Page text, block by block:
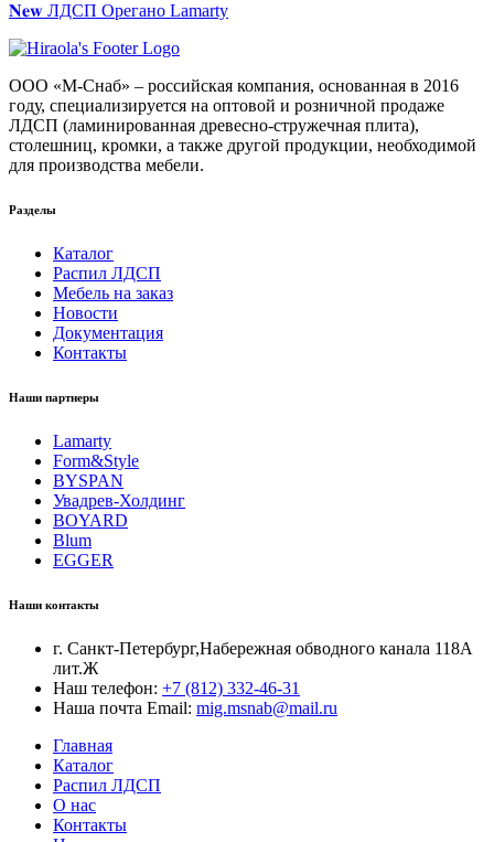
𝐍𝐞𝐰 ЛДСП Орегано Lamarty
ООО «М-Снаб» – российская компания, основанная в 2016
году, специализируется на оптовой и розничной продаже
ЛДСП (ламинированная древесно-стружечная плита),
столешниц, кромки, а также другой продукции, необходимой
для производства мебели.
Разделы
Каталог
Распил ЛДСП
Мебель на заказ
Новости
Документация
Контакты
Наши партнеры
Lamarty
Form&Style
BYSPAN
Увадрев-Холдинг
BOYARD
Blum
EGGER
Наши контакты
г. Санкт-Петербург,Набережная обводного канала 118А
лит.Ж
Наш телефон: +7 (812) 332-46-31
Наша почта Email: mig.msnab@mail.ru
Главная
Каталог
Распил ЛДСП
О нас
Контакты